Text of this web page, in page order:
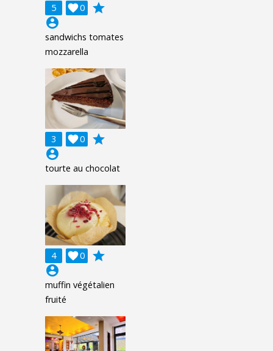
5 0

grade
account_circle
sandwichs tomates
mozzarella
3 0

grade
account_circle
tourte au chocolat
4 0

grade
account_circle
muffin végétalien
fruité